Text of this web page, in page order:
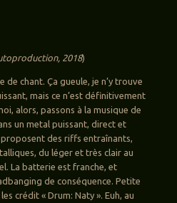
2018)
de chant. Ça gueule, je n’y trouve
mais ce n’est définitivement
alors, passons à la musique de
un metal puissant, direct et
des riffs entraînants,
du léger et très clair au
La batterie est franche, et
de conséquence. Petite
crédit « Drum: Naty ». Euh, au